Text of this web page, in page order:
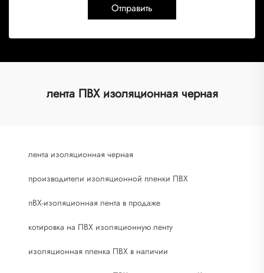
Отправить
лента ПВХ изоляционная черная
лента изоляционная черная
производители изоляционной пленки ПВХ
пВХ-изоляционная лента в продаже
котировка на ПВХ изоляционную ленту
изоляционная пленка ПВХ в наличии